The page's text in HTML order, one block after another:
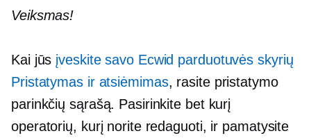
Veiksmas!
Kai jūs įveskite savo Ecwid parduotuvės skyrių
Pristatymas ir atsiėmimas, rasite pristatymo
parinkčių sąrašą. Pasirinkite bet kurį
operatorių, kurį norite redaguoti, ir pamatysite